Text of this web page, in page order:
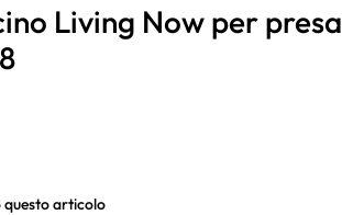
Living Now per
questo articolo